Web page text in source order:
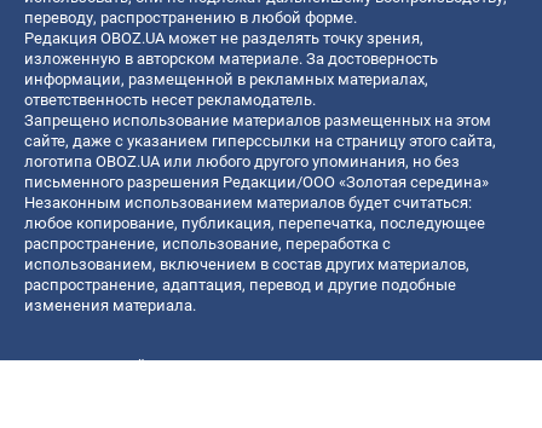
переводу, распространению в любой форме.
Редакция OBOZ.UA может не разделять точку зрения,
изложенную в авторском материале. За достоверность
информации, размещенной в рекламных материалах,
ответственность несет рекламодатель.
Запрещено использование материалов размещенных на этом
сайте, даже с указанием гиперссылки на страницу этого сайта,
логотипа OBOZ.UA или любого другого упоминания, но без
письменного разрешения Редакции/ООО «Золотая середина»
Незаконным использованием материалов будет считаться:
любое копирование, публикация, перепечатка, последующее
распространение, использование, переработка с
использованием, включением в состав других материалов,
распространение, адаптация, перевод и другие подобные
изменения материала.
Название онлайн медиа — «OBOZ.UA»